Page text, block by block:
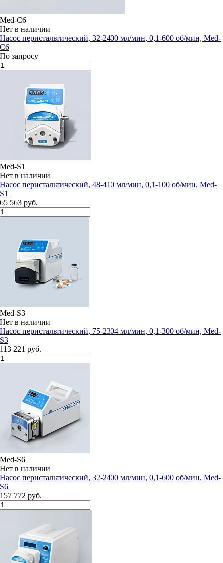
Med-C6
Нет в наличии
Насос перистальтический, 32-2400 мл/мин, 0,1-600 об/мин, Med-
C6
По запросу
Med-S1
Нет в наличии
Насос перистальтический, 48-410 мл/мин, 0,1-100 об/мин, Med-
S1
65 563 руб.
Med-S3
Нет в наличии
Насос перистальтический, 75-2304 мл/мин, 0,1-300 об/мин, Med-
S3
113 221 руб.
Med-S6
Нет в наличии
Насос перистальтический, 32-2400 мл/мин, 0,1-600 об/мин, Med-
S6
157 772 руб.